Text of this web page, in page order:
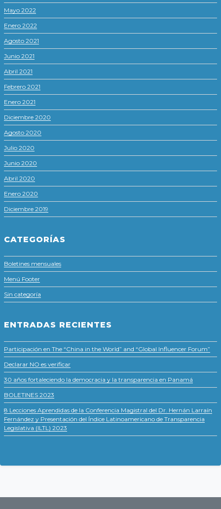
Mayo 2022
Enero 2022
Agosto 2021
Junio 2021
Abril 2021
Febrero 2021
Enero 2021
Diciembre 2020
Agosto 2020
Julio 2020
Junio 2020
Abril 2020
Enero 2020
Diciembre 2019
CATEGORÍAS
Boletines mensuales
Menú Footer
Sin categoría
ENTRADAS RECIENTES
Participación en The “China in the World” and “Global Influencer Forum”
Declarar NO es verificar
30 años fortaleciendo la democracia y la transparencia en Panamá
BOLETINES 2023
8 Lecciones Aprendidas de la Conferencia Magistral del Dr. Hernán Larraín
Fernández y Presentación del Índice Latinoamericano de Transparencia
Legislativa (ILTL) 2023